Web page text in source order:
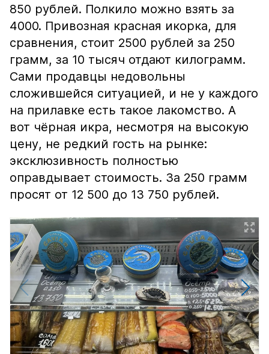
850 рублей. Полкило можно взять за
4000. Привозная красная икорка, для
сравнения, стоит 2500 рублей за 250
грамм, за 10 тысяч отдают килограмм.
Сами продавцы недовольны
сложившейся ситуацией, и не у каждого
на прилавке есть такое лакомство. А
вот чёрная икра, несмотря на высокую
цену, не редкий гость на рынке:
эксклюзивность полностью
оправдывает стоимость. За 250 грамм
просят от 12 500 до 13 750 рублей.